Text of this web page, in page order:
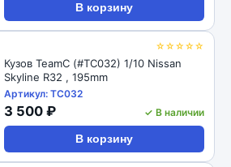
В корзину
☆☆☆☆☆
Кузов TeamC (#TC032) 1/10 Nissan
Skyline R32 , 195mm
Артикул: TC032
3 500 ₽ ✓ В наличии
В корзину